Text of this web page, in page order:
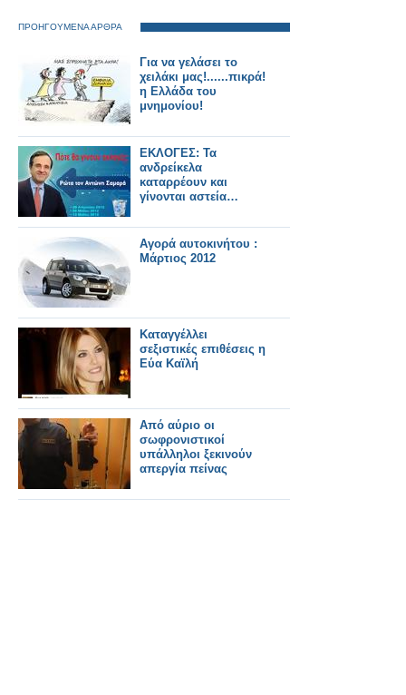
ΠΡΟΗΓΟΥΜΕΝΑ ΑΡΘΡΑ
Για να γελάσει το
χειλάκι μας!......πικρά!
η Ελλάδα του
μνημονίου!
ΕΚΛΟΓΕΣ: Τα
ανδρείκελα
καταρρέουν και
γίνονται αστεία…
Αγορά αυτοκινήτου :
Μάρτιος 2012
Καταγγέλλει
σεξιστικές επιθέσεις η
Εύα Καϊλή
Από αύριο οι
σωφρονιστικοί
υπάλληλοι ξεκινούν
απεργία πείνας